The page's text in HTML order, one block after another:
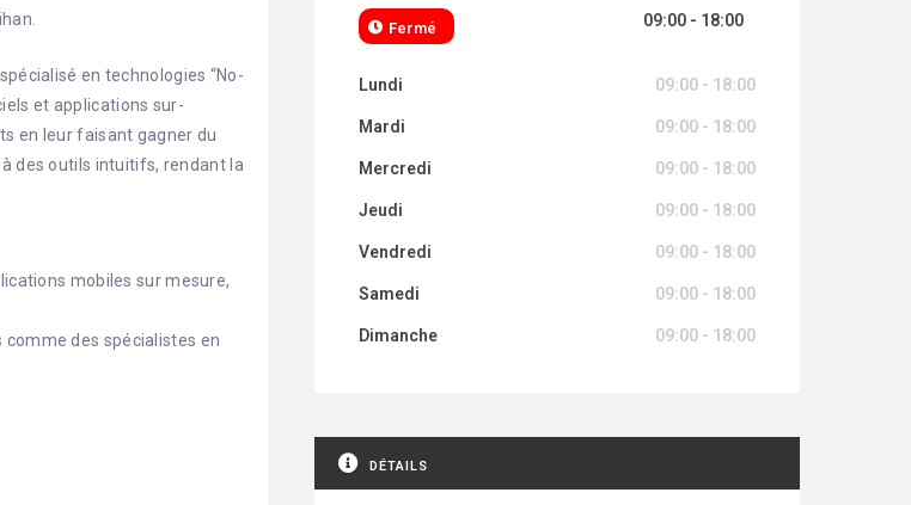
en technologies “No-
et applications sur-
en leur faisant gagner du
des outils intuitifs, rendant la
mobiles sur mesure,
comme des spécialistes en
Fermé 09:00 - 18:00
Lundi 09:00 - 18:00
Mardi 09:00 - 18:00
Mercredi 09:00 - 18:00
Jeudi 09:00 - 18:00
Vendredi 09:00 - 18:00
Samedi 09:00 - 18:00
Dimanche 09:00 - 18:00
DÉTAILS